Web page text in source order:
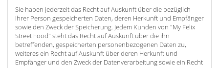
Sie haben jederzeit das Recht auf Auskunft über die bezüglich
Ihrer Person gespeicherten Daten, deren Herkunft und Empfänger
sowie den Zweck der Speicherung. Jedem Kunden von "My Felix
Street Food" steht das Recht auf Auskunft über die ihn
betreffenden, gespeicherten personenbezogenen Daten zu,
weiteres ein Recht auf Auskunft über deren Herkunft und
Empfänger und den Zweck der Datenverarbeitung sowie ein Recht